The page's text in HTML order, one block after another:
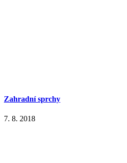
Zahradní sprchy
7. 8. 2018